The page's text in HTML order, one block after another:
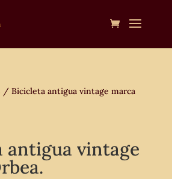
/ Bicicleta antigua vintage marca
antigua vintage